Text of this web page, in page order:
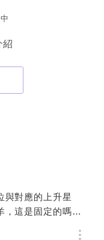
紹
與對應的上升星
，這是固定的嗎？